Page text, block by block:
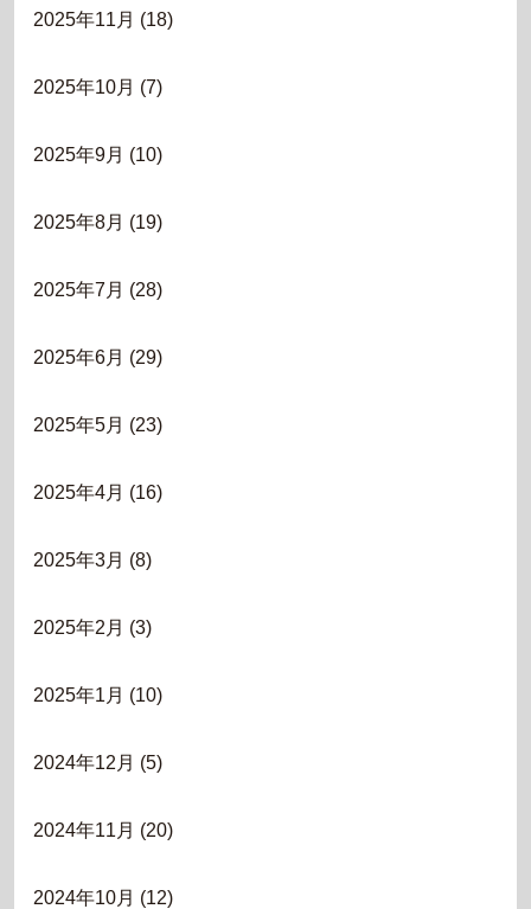
2025年11月 (18)
2025年10月 (7)
2025年9月 (10)
2025年8月 (19)
2025年7月 (28)
2025年6月 (29)
2025年5月 (23)
2025年4月 (16)
2025年3月 (8)
2025年2月 (3)
2025年1月 (10)
2024年12月 (5)
2024年11月 (20)
2024年10月 (12)